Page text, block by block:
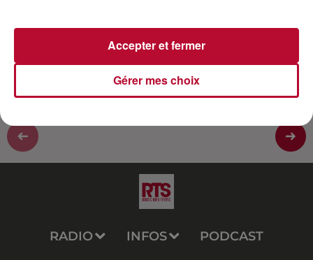
récents films et peut-être la reformation des
RADIO INFOS PODCAST
Gérer mes choix
Accepter et fermer